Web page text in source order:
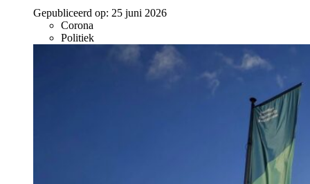
Gepubliceerd op: 25 juni 2026
Corona
Politiek